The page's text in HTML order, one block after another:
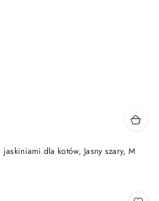
dla kotów, Jasny szary, M